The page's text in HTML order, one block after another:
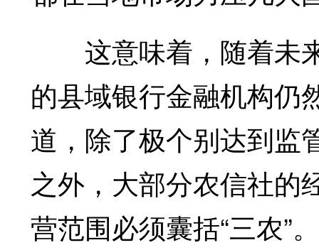
这意味着，随着未
的县域银行金融机构仍
道，除了极个别达到监
之外，大部分农信社的
营范围必须囊括“三农”